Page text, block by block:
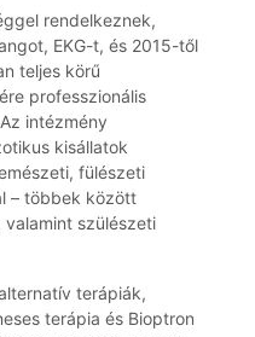
rendelkeznek,
EKG-t, és 2015-től
teljes körű
professzionális
intézmény
kisállatok
fülészeti
– többek között
valamint szülészeti
terápiák,
terápia és Bioptron